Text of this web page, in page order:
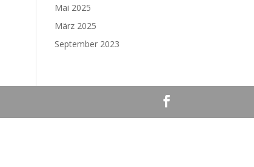
Mai 2025
März 2025
September 2023